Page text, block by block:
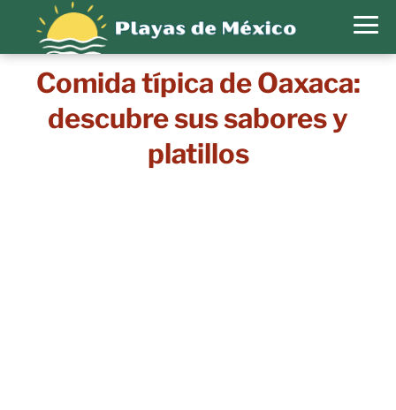
Comida típica de Oaxaca:
descubre sus sabores y
platillos